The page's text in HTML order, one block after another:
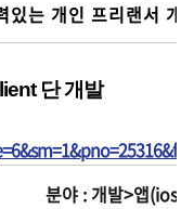
있는 개인 프리랜서 개
단 개발
분야 : 개발>앱(ios)